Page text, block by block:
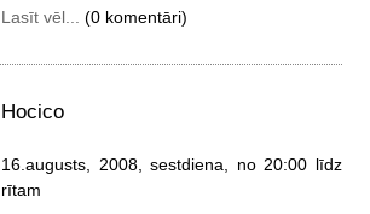
Lasīt vēl... (0 komentāri)
Hocico
16.augusts, 2008, sestdiena, no 20:00 līdz
rītam